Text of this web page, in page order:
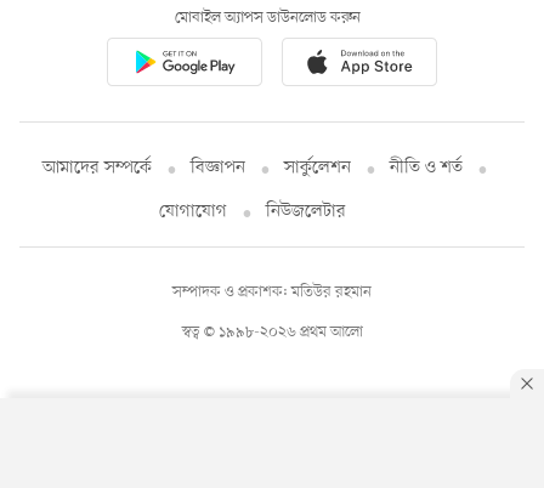
মোবাইল অ্যাপস ডাউনলোড করুন
আমাদের সম্পর্কে বিজ্ঞাপন সার্কুলেশন
নীতি ও শর্ত
যোগাযোগ
নিউজলেটার
স্বত্ব © ১৯৯৮-২০২৬ প্রথম আলো
সম্পাদক ও প্রকাশক: মতিউর রহমান